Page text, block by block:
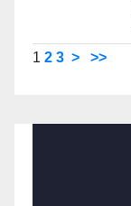
1 2 3 > >>